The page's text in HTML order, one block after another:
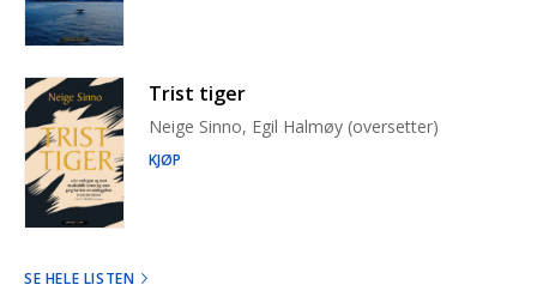
Trist tiger
Neige Sinno, Egil Halmøy (oversetter)
KJØP
SE HELE LISTEN